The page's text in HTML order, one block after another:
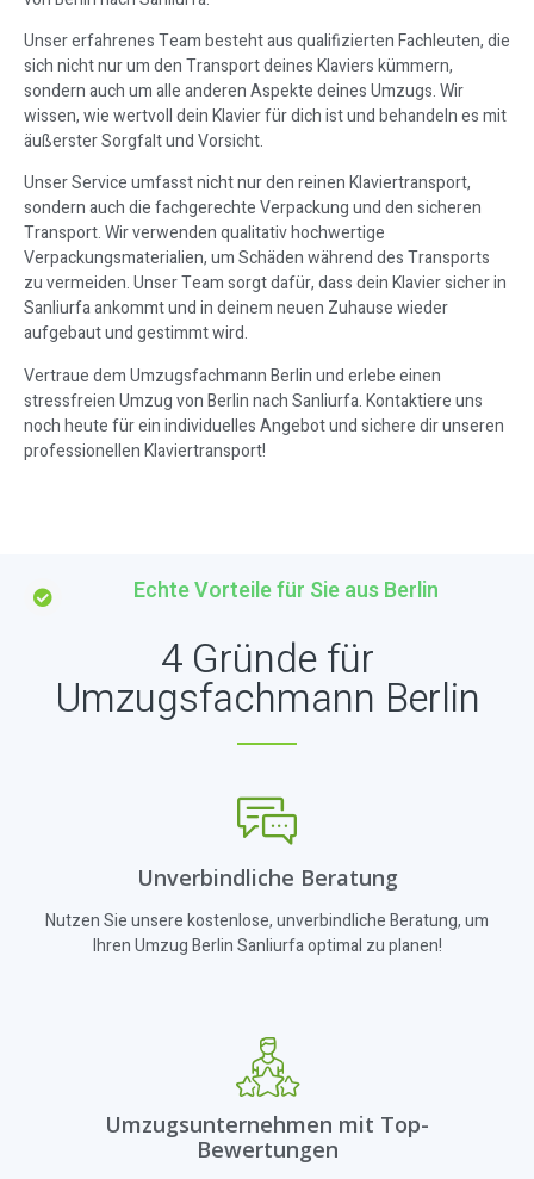
Unser erfahrenes Team besteht aus qualifizierten Fachleuten, die
sich nicht nur um den Transport deines Klaviers kümmern,
sondern auch um alle anderen Aspekte deines Umzugs. Wir
wissen, wie wertvoll dein Klavier für dich ist und behandeln es mit
äußerster Sorgfalt und Vorsicht.
Unser Service umfasst nicht nur den reinen Klaviertransport,
sondern auch die fachgerechte Verpackung und den sicheren
Transport. Wir verwenden qualitativ hochwertige
Verpackungsmaterialien, um Schäden während des Transports
zu vermeiden. Unser Team sorgt dafür, dass dein Klavier sicher in
Sanliurfa ankommt und in deinem neuen Zuhause wieder
aufgebaut und gestimmt wird.
Vertraue dem Umzugsfachmann Berlin und erlebe einen
stressfreien Umzug von Berlin nach Sanliurfa. Kontaktiere uns
noch heute für ein individuelles Angebot und sichere dir unseren
professionellen Klaviertransport!
Echte Vorteile für Sie aus Berlin
4 Gründe für
Umzugsfachmann Berlin
Unverbindliche Beratung
Nutzen Sie unsere kostenlose, unverbindliche Beratung, um
Ihren Umzug Berlin Sanliurfa optimal zu planen!
Umzugsunternehmen mit Top-
Bewertungen